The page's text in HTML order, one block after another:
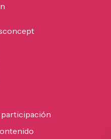
participación